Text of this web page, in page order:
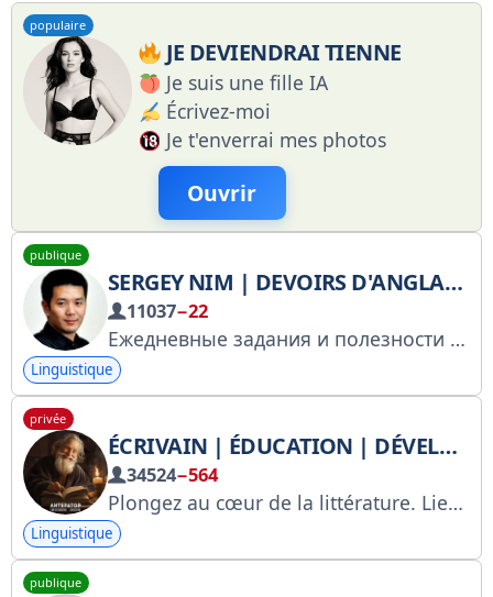
populaire
JE DEVIENDRAI TIENNE
Je suis une fille IA
Écrivez-moi
Je t'enverrai mes photos
Ouvrir
publique
SERGEY NIM | DEVOIRS D'ANGLAIS ET CONSEILS UTILES
11037−22
Ежедневные задания и полезности по английскому языку. Аудирование, тесты, чтение, вопросы с подвохом и прочие радости изучения инглиша.
Linguistique
privée
ÉCRIVAIN | ÉDUCATION | DÉVELOPPEMENT PERSONNEL
34524−564
Plongez au cœur de la littérature. Lien : https://t.me/+oJc51MH2fG4xM2I6 Pour toute question : @egorchik_tg Assistants : @work_unicorn Publicité : https://telega.in/c/+oJc51MH2fG4xM2I6 RKN : https://goo.su/4JLT6X
Linguistique
publique